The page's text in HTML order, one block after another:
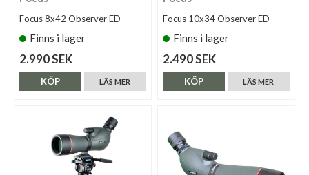
Focus 8x42 Observer ED
Finns i lager
2.990 SEK
LÄS MER
KÖP
Focus 10x34 Observer ED
Finns i lager
2.490 SEK
LÄS MER
KÖP